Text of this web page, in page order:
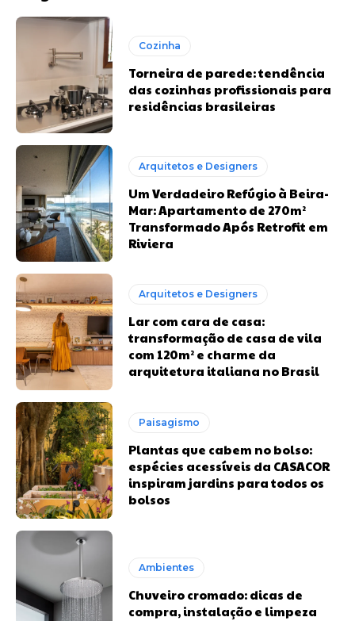
Cozinha
Torneira de parede: tendência
das cozinhas profissionais para
residências brasileiras
Arquitetos e Designers
Um Verdadeiro Refúgio à Beira-
Mar: Apartamento de 270m²
Transformado Após Retrofit em
Riviera
Arquitetos e Designers
Lar com cara de casa:
transformação de casa de vila
com 120m² e charme da
arquitetura italiana no Brasil
Paisagismo
Plantas que cabem no bolso:
espécies acessíveis da CASACOR
inspiram jardins para todos os
bolsos
Ambientes
Chuveiro cromado: dicas de
compra, instalação e limpeza